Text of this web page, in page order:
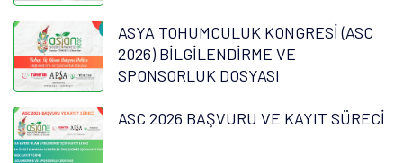
ASYA TOHUMCULUK KONGRESİ (ASC
2026) BİLGİLENDİRME VE
SPONSORLUK DOSYASI
ASC 2026 BAŞVURU VE KAYIT SÜRECİ